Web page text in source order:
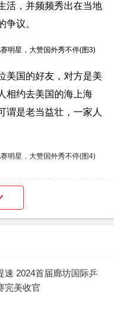
活，并频频秀出在当地
争议。
美国的好友，对方是美
相约去美国的海上海
谓是老当益壮，一家人
十年的老店就餐，每个
也不禁感慨道：“只要是
享受自己的生活。”
闲着。他们又去了百老
观和波士顿博物馆。
速 2024首届廊坊国际乒
完美收官